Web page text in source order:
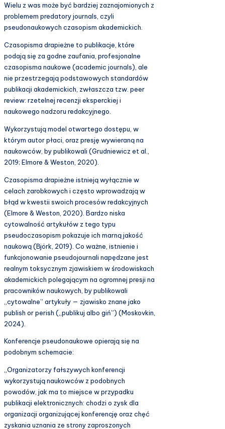
Wielu z was może być bardziej zaznajomionych z
problemem predatory journals, czyli
pseudonaukowych czasopism akademickich.
Czasopisma drapieżne to publikacje, które
podają się za godne zaufania, profesjonalne
czasopisma naukowe (academic journals), ale
nie przestrzegają podstawowych standardów
publikacji akademickich, zwłaszcza tzw. peer
review: rzetelnej recenzji eksperckiej i
naukowego nadzoru redakcyjnego.
Wykorzystują model otwartego dostępu, w
którym autor płaci, oraz presję wywieraną na
naukowców, by publikowali (Grudniewicz et al.,
2019; Elmore & Weston, 2020).
Czasopisma drapieżne istnieją wyłącznie w
celach zarobkowych i często wprowadzają w
błąd w kwestii swoich procesów redakcyjnych
(Elmore & Weston, 2020). Bardzo niska
cytowalność artykułów z tego typu
pseudoczasopism pokazuje ich marną jakość
naukową (Björk, 2019). Co ważne, istnienie i
funkcjonowanie pseudojournali napędzane jest
realnym toksycznym zjawiskiem w środowiskach
akademickich polegającym na ogromnej presji na
pracowników naukowych, by publikowali
„cytowalne” artykuły — zjawisko znane jako
publish or perish („publikuj albo giń”) (Moskovkin,
2024).
Konferencje pseudonaukowe opierają się na
podobnym schemacie:
„Organizatorzy fałszywych konferencji
wykorzystują naukowców z podobnych
powodów, jak ma to miejsce w przypadku
publikacji elektronicznych: chodzi o zysk dla
organizacji organizującej konferencję oraz chęć
zyskania uznania ze strony zaproszonych